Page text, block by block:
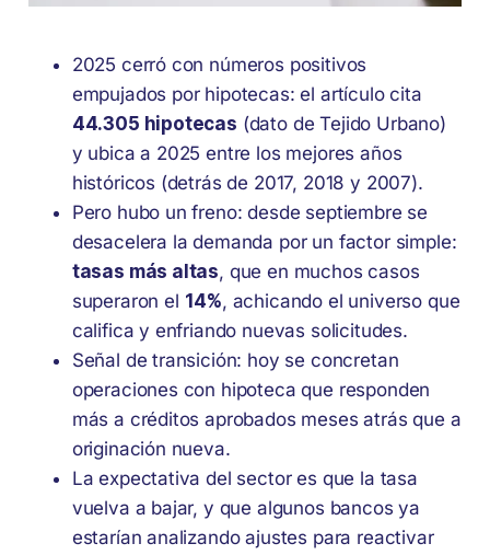
2025 cerró con números positivos
empujados por hipotecas: el artículo cita
44.305 hipotecas (dato de Tejido Urbano)
y ubica a 2025 entre los mejores años
históricos (detrás de 2017, 2018 y 2007).
Pero hubo un freno: desde septiembre se
desacelera la demanda por un factor simple:
tasas más altas, que en muchos casos
superaron el 14%, achicando el universo que
califica y enfriando nuevas solicitudes.
Señal de transición: hoy se concretan
operaciones con hipoteca que responden
más a créditos aprobados meses atrás que a
originación nueva.
La expectativa del sector es que la tasa
vuelva a bajar, y que algunos bancos ya
estarían analizando ajustes para reactivar